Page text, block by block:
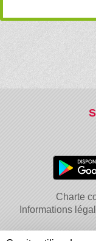
Charte
Informations